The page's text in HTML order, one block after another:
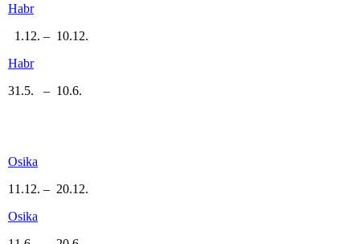
Habr
1.12. – 10.12.
Habr
31.5. – 10.6.
Osika
11.12. – 20.12.
Osika